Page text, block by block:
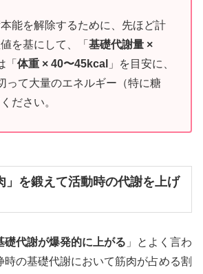
能を解除するために、先ほど計
を基にして、「 基礎代謝量 ×
「 体重 × 40〜45kcal 」を目安に、
って大量のエネルギー（特に糖
ださい。
」を鍛えて活動時の代謝を上げ
礎代謝が爆発的に上がる 」とよく言わ
時の基礎代謝において筋肉が占める割